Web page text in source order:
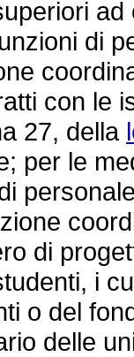
di
con le
27, della
per le
di
i
o del
delle